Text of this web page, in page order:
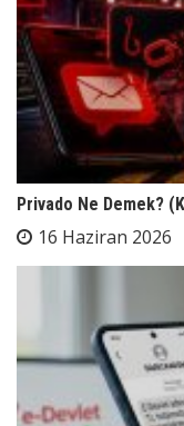
Privado Ne Demek?
16 Haziran 2026